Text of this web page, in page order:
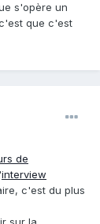
s'opère un
que c'est
de
interview
c'est du plus